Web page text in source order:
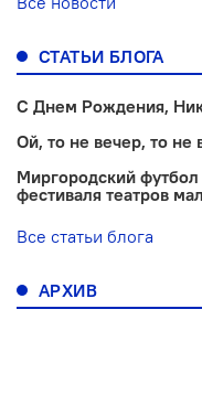
СТАТЬИ БЛОГА
С Днем Рождения,
Ой, то не вечер, то не
Миргородский футбол
фестиваля театров
Все статьи блога
АРХИВ